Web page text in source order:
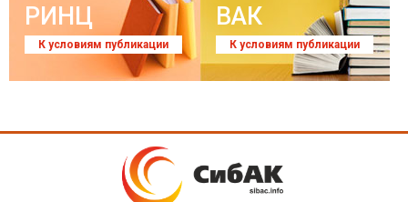
РИНЦ
К условиям публикации
ВАК
К условиям публикации